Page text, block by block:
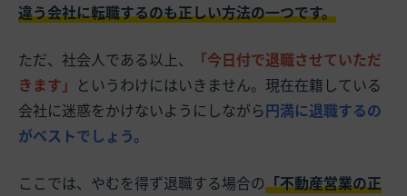
違う会社に転職するのも正しい方法の一つです。
ただ、社会人である以上、
「今日付で退職させていただ
きます」 というわけにはいきません。現在在籍している
会社に迷惑をかけないようにしながら円満に退職するの
がベストでしょう。
ここでは、やむを得ず退職する場合の「不動産営業の正